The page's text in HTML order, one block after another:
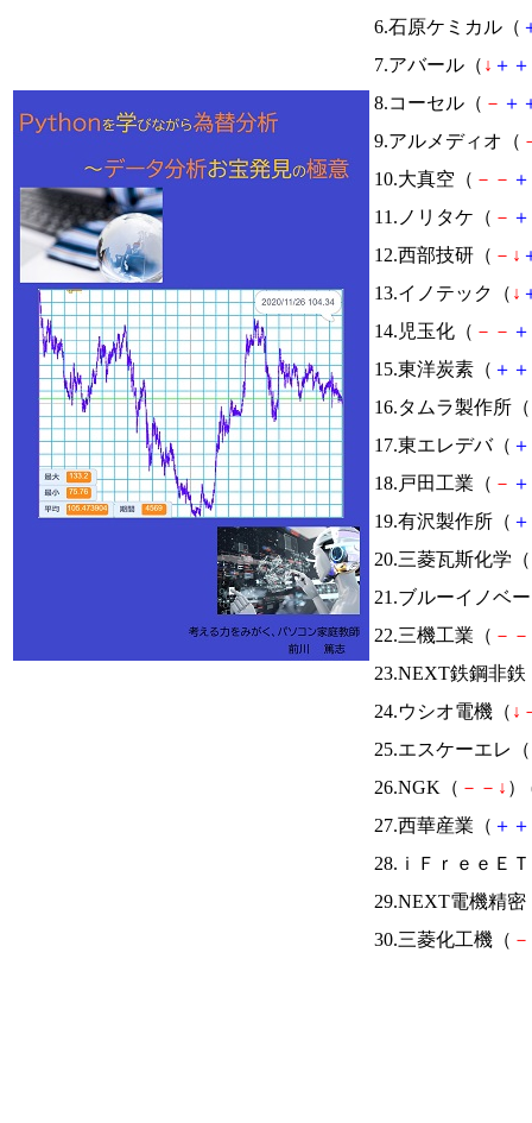
6.石原ケミカル（
7.アバール（ ↓ ＋ ＋
8.コーセル（ － ＋
9.アルメディオ（
10.大真空（ － － ＋
11.ノリタケ（ － ＋
12.西部技研（ － ↓
13.イノテック（ ↓
14.児玉化（ － － ＋
15.東洋炭素（ ＋ ＋
16.タムラ製作所（
17.東エレデバ（ ＋
18.戸田工業（ － ＋
19.有沢製作所（ ＋
20.三菱瓦斯化学（
21.ブルーイノベ
22.三機工業（ － －
23.NEXT鉄鋼非鉄
24.ウシオ電機（ ↓
25.エスケーエレ（
26.NGK（ － － ↓ ）
27.西華産業（ ＋ ＋
28.ｉＦｒｅｅＥ
29.NEXT電機精密
30.三菱化工機（ －